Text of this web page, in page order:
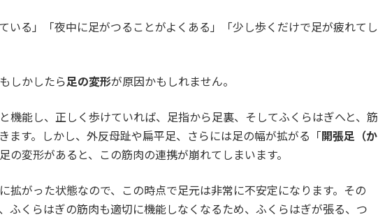
いる」「夜中に足がつることがよくある」「少し歩くだけで足が疲れてし
しかしたら足の変形が原因かもしれません。
機能し、正しく歩けていれば、足指から足裏、そしてふくらはぎへと、筋
ます。しかし、外反母趾や扁平足、さらには足の幅が拡がる「開張足（か
の変形があると、この筋肉の連携が崩れてしまいます。
拡がった状態なので、この時点で足元は非常に不安定になります。その
ふくらはぎの筋肉も適切に機能しなくなるため、ふくらはぎが張る、つ